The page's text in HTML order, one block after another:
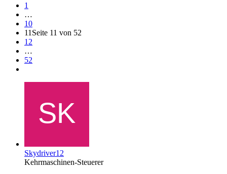
1
…
10
11 Seite 11 von 52
12
…
52
Skydriver12
Kehrmaschinen-Steuerer